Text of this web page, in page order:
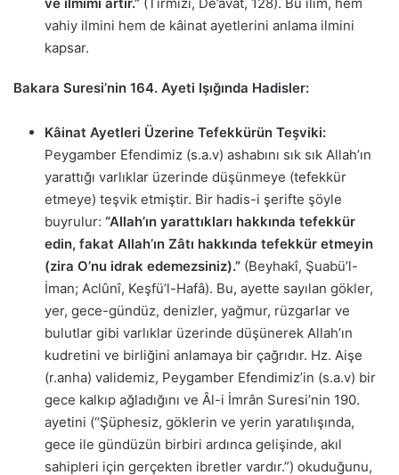
vahiy ilmini hem de kâinat ayetlerini anlama ilmini
kapsar.
Bakara Suresi’nin 164. Ayeti Işığında Hadisler:
Kâinat Ayetleri Üzerine Tefekkürün Teşviki:
Peygamber Efendimiz (s.a.v) ashabını sık sık Allah’ın
yarattığı varlıklar üzerinde düşünmeye (tefekkür
etmeye) teşvik etmiştir. Bir hadis-i şerifte şöyle
buyrulur: “Allah’ın yarattıkları hakkında tefekkür
edin, fakat Allah’ın Zâtı hakkında tefekkür etmeyin
(zira O’nu idrak edemezsiniz).” (Beyhakî, Şuabü’l-
İman; Aclûnî, Keşfü’l-Hafâ). Bu, ayette sayılan gökler,
yer, gece-gündüz, denizler, yağmur, rüzgarlar ve
bulutlar gibi varlıklar üzerinde düşünerek Allah’ın
kudretini ve birliğini anlamaya bir çağrıdır. Hz. Aişe
(r.anha) validemiz, Peygamber Efendimiz’in (s.a.v) bir
gece kalkıp ağladığını ve Âl-i İmrân Suresi’nin 190.
ayetini (“Şüphesiz, göklerin ve yerin yaratılışında,
gece ile gündüzün birbiri ardınca gelişinde, akıl
sahipleri için gerçekten ibretler vardır.”) okuduğunu,